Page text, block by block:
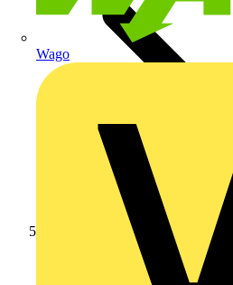
Wago
Panzerkabelverschraubungen